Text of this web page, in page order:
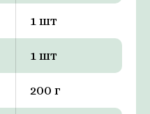
1 шт
1 шт
200 г